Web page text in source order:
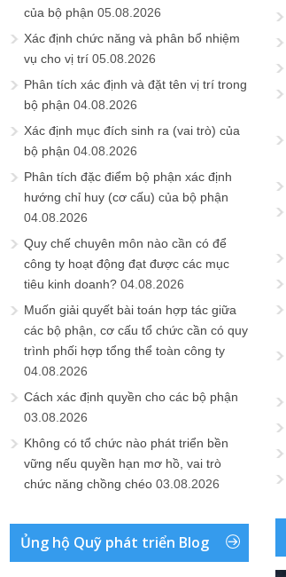
của bộ phận 05.08.2026
Xác định chức năng và phân bổ nhiệm
vụ cho vị trí 05.08.2026
Phân tích xác định và đặt tên vị trí trong
bộ phận 04.08.2026
Xác định mục đích sinh ra (vai trò) của
bộ phận 04.08.2026
Phân tích đặc điểm bộ phận xác định
hướng chỉ huy (cơ cấu) của bộ phận
04.08.2026
Quy chế chuyên môn nào cần có để
công ty hoạt động đạt được các mục
tiêu kinh doanh? 04.08.2026
Muốn giải quyết bài toán hợp tác giữa
các bộ phận, cơ cấu tổ chức cần có quy
trình phối hợp tổng thể toàn công ty
04.08.2026
Cách xác định quyền cho các bộ phận
03.08.2026
Không có tổ chức nào phát triển bền
vững nếu quyền hạn mơ hồ, vai trò
chức năng chồng chéo 03.08.2026
Ủng hộ Quỹ phát triển Blog